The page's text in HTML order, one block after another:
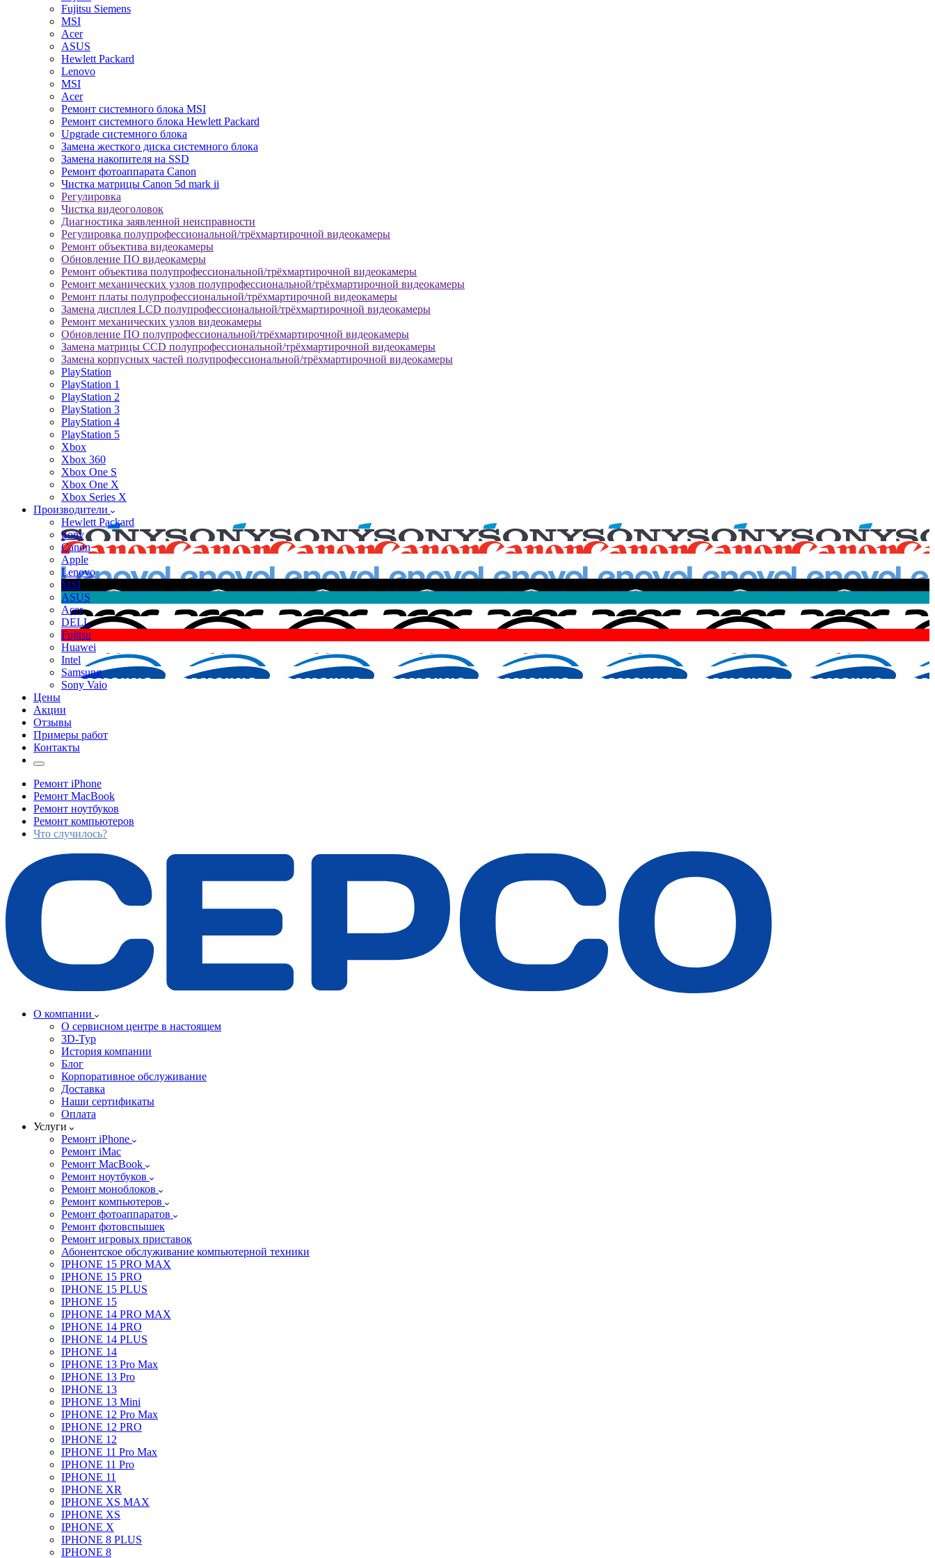
Fujitsu Siemens
MSI
Acer
ASUS
Hewlett Packard
Lenovo
MSI
Acer
Ремонт системного блока MSI
Ремонт системного блока Hewlett Packard
Upgrade системного блока
Замена жесткого диска системного блока
Замена накопителя на SSD
Ремонт фотоаппарата Canon
Чистка матрицы Canon 5d mark ii
Регулировка
Чистка видеоголовок
Диагностика заявленной неисправности
Регулировка полупрофессиональной/трёхмартирочной видеокамеры
Ремонт объектива видеокамеры
Обновление ПО видеокамеры
Ремонт объектива полупрофессиональной/трёхмартирочной видеокамеры
Ремонт механических узлов полупрофессиональной/трёхмартирочной видеокамеры
Ремонт платы полупрофессиональной/трёхмартирочной видеокамеры
Замена дисплея LCD полупрофессиональной/трёхмартирочной видеокамеры
Ремонт механических узлов видеокамеры
Обновление ПО полупрофессиональной/трёхмартирочной видеокамеры
Замена матрицы CCD полупрофессиональной/трёхмартирочной видеокамеры
Замена корпусных частей полупрофессиональной/трёхмартирочной видеокамеры
PlayStation
PlayStation 1
PlayStation 2
PlayStation 3
PlayStation 4
PlayStation 5
Xbox
Xbox 360
Xbox One S
Xbox One X
Xbox Series X
Производители
Hewlett Packard
Sony
Canon
Apple
Lenovo
MSI
ASUS
Acer
DELL
Fujitsu
Huawei
Intel
Samsung
Sony Vaio
Цены
Акции
Отзывы
Примеры работ
Контакты
Ремонт iPhone
Ремонт MacBook
Ремонт ноутбуков
Ремонт компьютеров
Что случилось?
О компании
О сервисном центре в настоящем
3D-Тур
История компании
Блог
Корпоративное обслуживание
Доставка
Наши сертификаты
Оплата
Услуги
Ремонт iPhone
Ремонт iMac
Ремонт MacBook
Ремонт ноутбуков
Ремонт моноблоков
Ремонт компьютеров
Ремонт фотоаппаратов
Ремонт фотовспышек
Ремонт игровых приставок
Абонентское обслуживание компьютерной техники
IPHONE 15 PRO MAX
IPHONE 15 PRO
IPHONE 15 PLUS
IPHONE 15
IPHONE 14 PRO MAX
IPHONE 14 PRO
IPHONE 14 PLUS
IPHONE 14
IPHONE 13 Pro Max
IPHONE 13 Pro
IPHONE 13
IPHONE 13 Mini
IPHONE 12 Pro Max
IPHONE 12 PRO
IPHONE 12
IPHONE 11 Pro Max
IPHONE 11 Pro
IPHONE 11
IPHONE XR
IPHONE XS MAX
IPHONE XS
IPHONE X
IPHONE 8 PLUS
IPHONE 8